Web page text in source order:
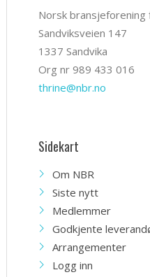
Norsk
Sandviksveien 147
1337 Sandvika
Org nr 989 433 016
thrine@nbr.no
Sidekart
Om NBR
Siste nytt
Medlemmer
Godkjente
Arrangementer
Logg inn